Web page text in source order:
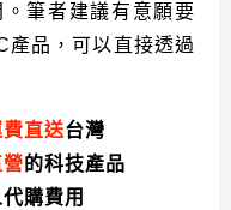
筆者建議有意願要
產品，可以直接透過
直送台灣
的科技產品
購費用